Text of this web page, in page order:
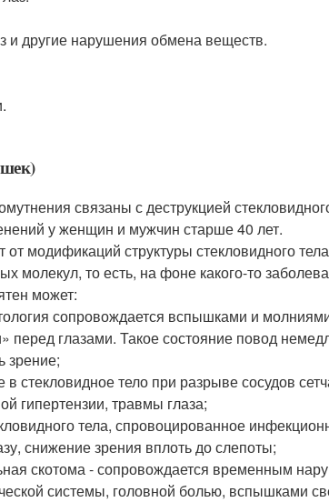
и другие нарушения обмена веществ.
связаны с деструкцией
у женщин и мужчин старше 40 лет.
модификаций структуры стекловидного
молекул, то есть, на фоне какого-то
может:
сопровождается вспышками и
глазами. Такое состояние повод
зрение;
стекловидное тело при разрыве сосудов
гипертензии, травмы глаза;
тела, спровоцированное
снижение зрения вплоть до слепоты;
скотома - сопровождается временным
системы, головной болью, вспышками